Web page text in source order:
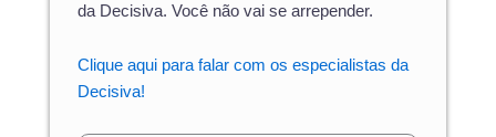
da Decisiva. Você não vai se arrepender.
Clique aqui para falar com os especialistas da
Decisiva!